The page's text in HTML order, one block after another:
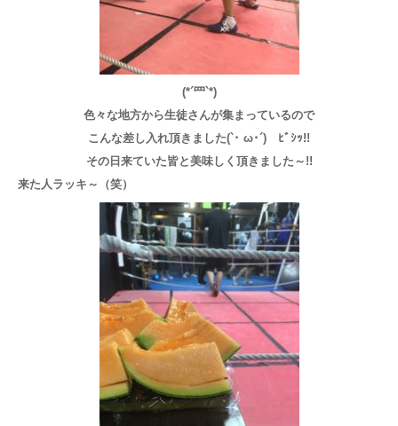
(*´罒`*)
色々な地方から生徒さんが集まっているので
こんな差し入れ頂きました(`･ ω･´)ゞﾋﾞｼｯ!!
その日来ていた皆と美味しく頂きました～!!
来た人ラッキ～（笑）